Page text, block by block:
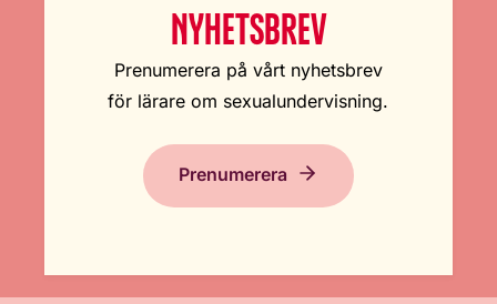
NYHETSBREV
Prenumerera på vårt nyhetsbrev
för lärare om sexualundervisning.
Prenumerera